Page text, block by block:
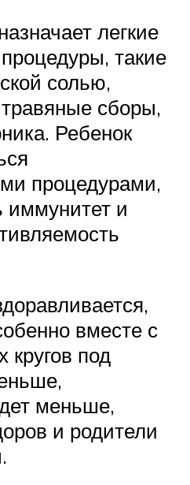
легкие
такие
солью,
сборы,
Ребенок
процедурами,
иммунитет и
вместе с
кругов под
меньше,
и родители